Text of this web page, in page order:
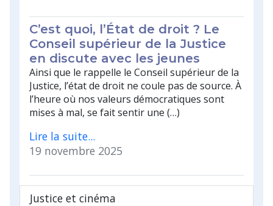
C’est quoi, l’État de droit ? Le
Conseil supérieur de la Justice
en discute avec les jeunes
Ainsi que le rappelle le Conseil supérieur de la
Justice, l’état de droit ne coule pas de source. À
l’heure où nos valeurs démocratiques sont
mises à mal, se fait sentir une (…)
Lire la suite...
19 novembre 2025
Justice et cinéma